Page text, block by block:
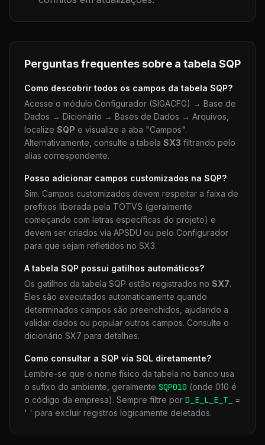
Perguntas frequentes sobre a tabela SQP
Como descobrir todos os campos da tabela SQP?
Acesse o módulo Configurador (SIGACFG) → Base de
Dados → Dicionário → Bases de Dados → Arquivos,
localize SQP e visualize a aba "Campos".
Alternativamente, consulte a tabela SX3 filtrando pelo
alias correspondente.
Posso adicionar campos customizados na SQP?
Sim. Campos customizados devem respeitar a faixa de
prefixos liberada pela TOTVS (geralmente
começando com letras específicas do projeto) e
devem ser criados via APSDU ou pelo Configurador
para que sejam refletidos no SX3.
A tabela SQP possui gatilhos automáticos?
Os gatilhos da tabela SQP estão registrados no SX7.
Eles são executados automaticamente quando
determinados campos são preenchidos, ajudando a
validar dados ou popular outros campos. Consulte o
dicionário SX7 para detalhes.
Como consultar a SQP via SQL diretamente?
Lembre-se que o nome físico da tabela no banco usa
o sufixo do ambiente, geralmente SQP010 (onde 010 é
o código da empresa). Sempre filtre por D_E_L_E_T_
=
' ' para excluir registros logicamente deletados.